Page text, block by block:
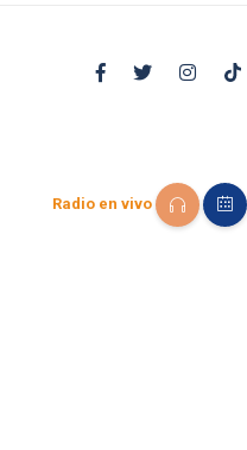
Radio en vivo